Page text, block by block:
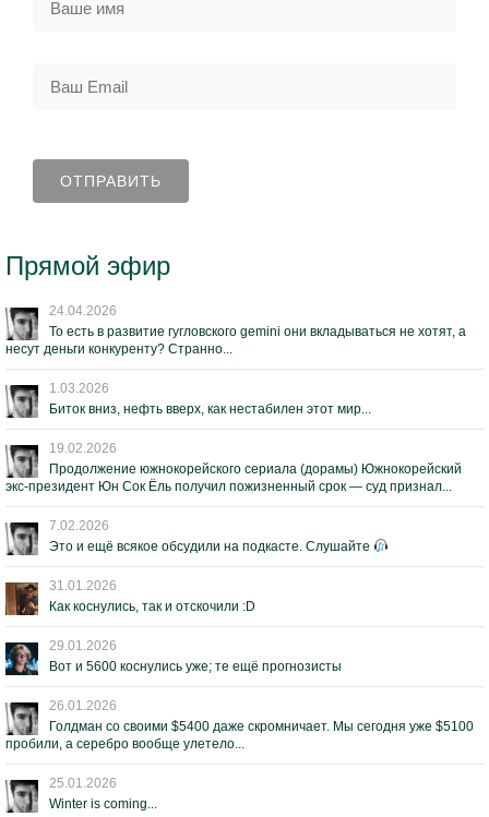
Прямой эфир
24.04.2026
То есть в развитие гугловского gemini они вкладываться не хотят, а
несут деньги конкуренту? Странно...
1.03.2026
Биток вниз, нефть вверх, как нестабилен этот мир...
19.02.2026
Продолжение южнокорейского сериала (дорамы) Южнокорейский
экс-президент Юн Сок Ёль получил пожизненный срок — суд признал...
7.02.2026
Это и ещё всякое обсудили на подкасте. Слушайте
31.01.2026
Как коснулись, так и отскочили :D
29.01.2026
Вот и 5600 коснулись уже; те ещё прогнозисты
26.01.2026
Голдман со своими $5400 даже скромничает. Мы сегодня уже $5100
пробили, а серебро вообще улетело...
25.01.2026
Winter is coming...